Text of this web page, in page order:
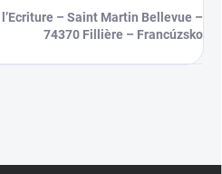
l’Ecriture – Saint Martin Bellevue –
74370 Fillière – Francúzsko